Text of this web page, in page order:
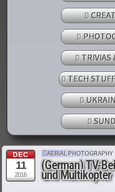
TRIVIAS
TECH
DEC
11
2016
AERIAL PHOTOGRAPHY
(German) TV-
und Multikopter